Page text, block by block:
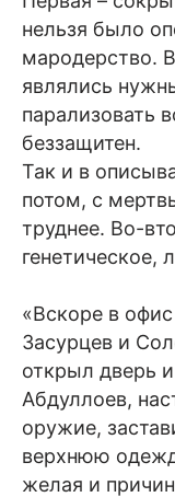
нельзя было
мародерство.
являлись
парализовать
беззащитен.
Так и в
потом, с
труднее. Во-
генетическое,
«Вскоре в
Засурцев и
открыл дверь
Абдуллоев,
оружие,
верхнюю
желая и